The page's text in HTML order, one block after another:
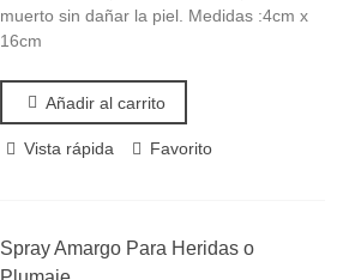
muerto sin dañar la piel. Medidas :4cm x
16cm
Añadir al carrito
Vista rápida Favorito
Spray Amargo Para Heridas o